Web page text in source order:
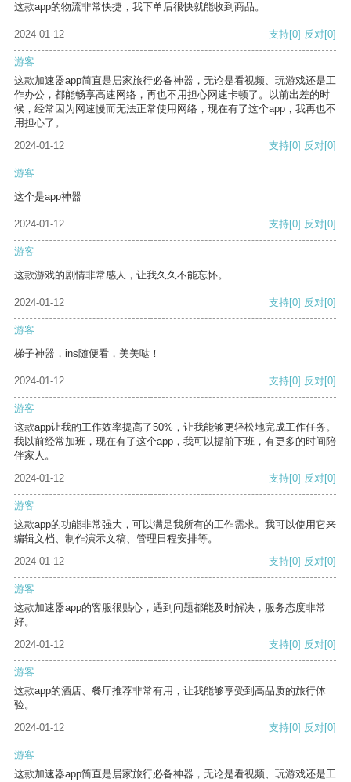
这款app的物流非常快捷，我下单后很快就能收到商品。
2024-01-12 支持[0] 反对[0]
游客
这款加速器app简直是居家旅行必备神器，无论是看视频、玩游戏还是工
作办公，都能畅享高速网络，再也不用担心网速卡顿了。以前出差的时
候，经常因为网速慢而无法正常使用网络，现在有了这个app，我再也不
用担心了。
2024-01-12
支持[0] 反对[0]
游客
这个是app神器
2024-01-12 支持[0] 反对[0]
游客
这款游戏的剧情非常感人，让我久久不能忘怀。
2024-01-12 支持[0] 反对[0]
游客
梯子神器，ins随便看，美美哒！
2024-01-12 支持[0] 反对[0]
游客
这款app让我的工作效率提高了50%，让我能够更轻松地完成工作任务。
我以前经常加班，现在有了这个app，我可以提前下班，有更多的时间陪
伴家人。
2024-01-12
支持[0] 反对[0]
游客
这款app的功能非常强大，可以满足我所有的工作需求。我可以使用它来
编辑文档、制作演示文稿、管理日程安排等。
2024-01-12
支持[0] 反对[0]
游客
这款加速器app的客服很贴心，遇到问题都能及时解决，服务态度非常
好。
2024-01-12
支持[0] 反对[0]
游客
这款app的酒店、餐厅推荐非常有用，让我能够享受到高品质的旅行体
验。
2024-01-12
支持[0] 反对[0]
游客
这款加速器app简直是居家旅行必备神器，无论是看视频、玩游戏还是工